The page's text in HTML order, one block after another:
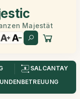
Majestät
SALCANTAY